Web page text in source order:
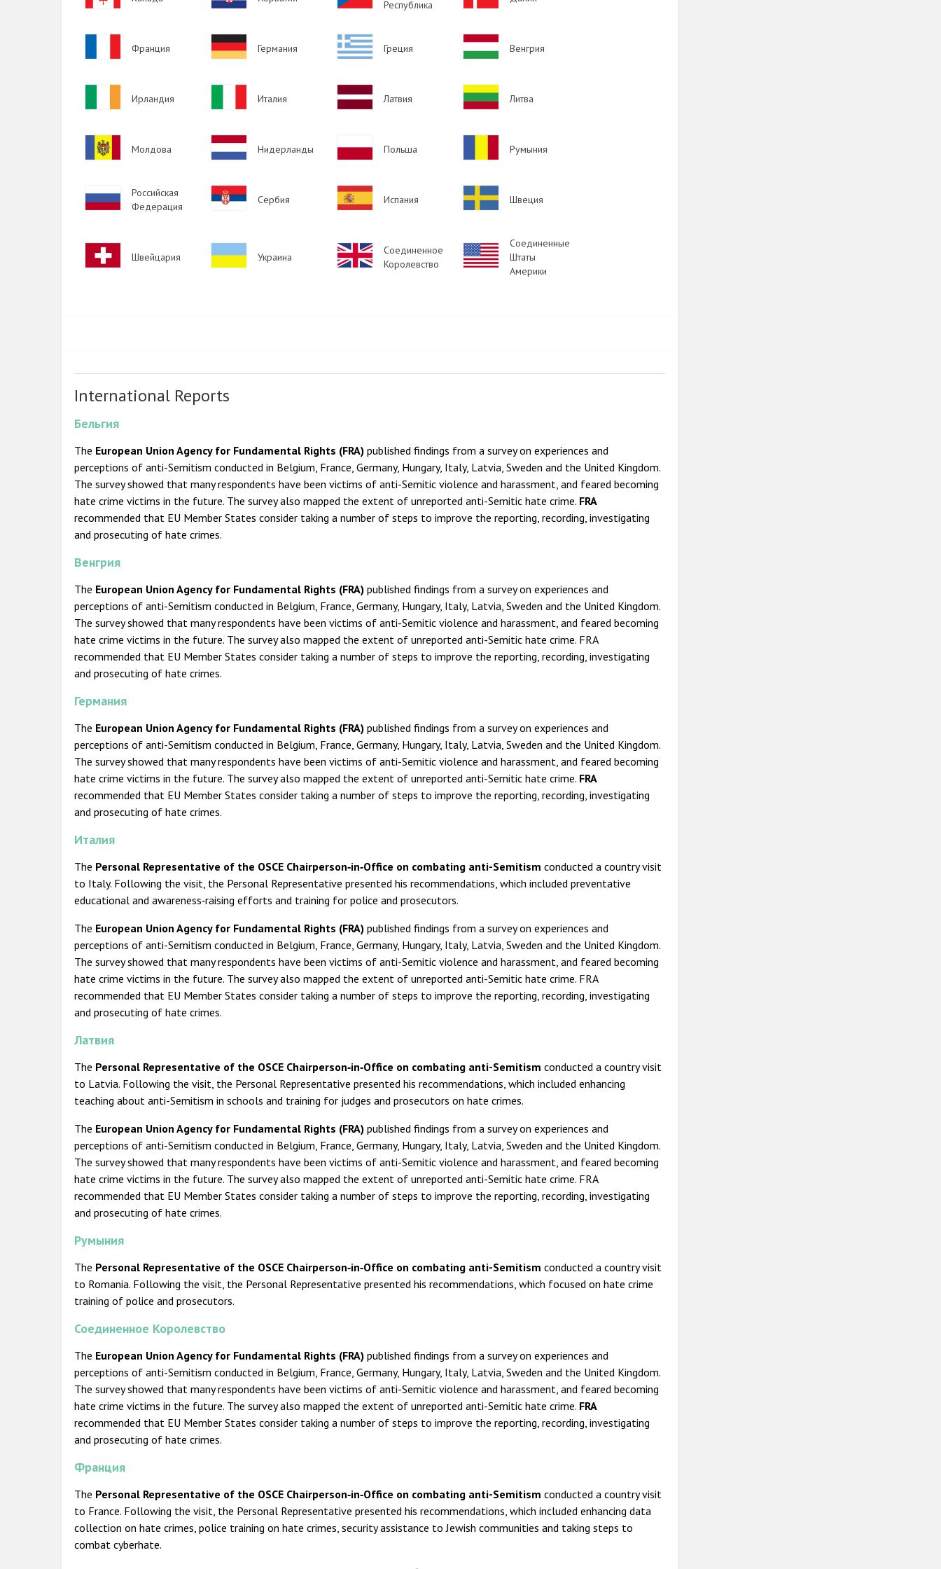
Республика
Франция
Image
Германия
Image
Греция
Image
Венгрия
Ирландия Италия
Image
Латвия
Image
Литва
Image
Молдова
Image
Нидерланды Польша Румыния
Image
Российская
Федерация
Image
Сербия
Image
Испания
Image
Швеция
Image
Швейцария Украина
Image
Соединенное
Королевство
Image
Соединенные
Штаты
Америки
International Reports
Бельгия
The European Union Agency for Fundamental Rights (FRA) published findings from a survey on experiences and
perceptions of anti-Semitism conducted in Belgium, France, Germany, Hungary, Italy, Latvia, Sweden and the United Kingdom.
The survey showed that many respondents have been victims of anti-Semitic violence and harassment, and feared becoming
hate crime victims in the future. The survey also mapped the extent of unreported anti-Semitic hate crime. FRA
recommended that EU Member States consider taking a number of steps to improve the reporting, recording, investigating
and prosecuting of hate crimes.
Венгрия
The European Union Agency for Fundamental Rights (FRA) published findings from a survey on experiences and
perceptions of anti-Semitism conducted in Belgium, France, Germany, Hungary, Italy, Latvia, Sweden and the United Kingdom.
The survey showed that many respondents have been victims of anti-Semitic violence and harassment, and feared becoming
hate crime victims in the future. The survey also mapped the extent of unreported anti-Semitic hate crime. FRA
recommended that EU Member States consider taking a number of steps to improve the reporting, recording, investigating
and prosecuting of hate crimes.
Германия
The European Union Agency for Fundamental Rights (FRA) published findings from a survey on experiences and
perceptions of anti-Semitism conducted in Belgium, France, Germany, Hungary, Italy, Latvia, Sweden and the United Kingdom.
The survey showed that many respondents have been victims of anti-Semitic violence and harassment, and feared becoming
hate crime victims in the future. The survey also mapped the extent of unreported anti-Semitic hate crime. FRA
recommended that EU Member States consider taking a number of steps to improve the reporting, recording, investigating
and prosecuting of hate crimes.
Италия
The Personal Representative of the OSCE Chairperson‑in‑Office on combating anti-Semitism conducted a country visit
to Italy. Following the visit, the Personal Representative presented his recommendations, which included preventative
educational and awareness‑raising efforts and training for police and prosecutors.
The European Union Agency for Fundamental Rights (FRA) published findings from a survey on experiences and
perceptions of anti-Semitism conducted in Belgium, France, Germany, Hungary, Italy, Latvia, Sweden and the United Kingdom.
The survey showed that many respondents have been victims of anti-Semitic violence and harassment, and feared becoming
hate crime victims in the future. The survey also mapped the extent of unreported anti-Semitic hate crime. FRA
recommended that EU Member States consider taking a number of steps to improve the reporting, recording, investigating
and prosecuting of hate crimes.
Латвия
The Personal Representative of the OSCE Chairperson‑in‑Office on combating anti-Semitism conducted a country visit
to Latvia. Following the visit, the Personal Representative presented his recommendations, which included enhancing
teaching about anti-Semitism in schools and training for judges and prosecutors on hate crimes.
The European Union Agency for Fundamental Rights (FRA) published findings from a survey on experiences and
perceptions of anti-Semitism conducted in Belgium, France, Germany, Hungary, Italy, Latvia, Sweden and the United Kingdom.
The survey showed that many respondents have been victims of anti-Semitic violence and harassment, and feared becoming
hate crime victims in the future. The survey also mapped the extent of unreported anti-Semitic hate crime. FRA
recommended that EU Member States consider taking a number of steps to improve the reporting, recording, investigating
and prosecuting of hate crimes.
Румыния
The Personal Representative of the OSCE Chairperson‑in‑Office on combating anti-Semitism conducted a country visit
to Romania. Following the visit, the Personal Representative presented his recommendations, which focused on hate crime
training of police and prosecutors.
Соединенное Королевство
The European Union Agency for Fundamental Rights (FRA) published findings from a survey on experiences and
perceptions of anti-Semitism conducted in Belgium, France, Germany, Hungary, Italy, Latvia, Sweden and the United Kingdom.
The survey showed that many respondents have been victims of anti-Semitic violence and harassment, and feared becoming
hate crime victims in the future. The survey also mapped the extent of unreported anti-Semitic hate crime. FRA
recommended that EU Member States consider taking a number of steps to improve the reporting, recording, investigating
and prosecuting of hate crimes.
Франция
The Personal Representative of the OSCE Chairperson‑in‑Office on combating anti-Semitism conducted a country visit
to France. Following the visit, the Personal Representative presented his recommendations, which included enhancing data
collection on hate crimes, police training on hate crimes, security assistance to Jewish communities and taking steps to
combat cyberhate.